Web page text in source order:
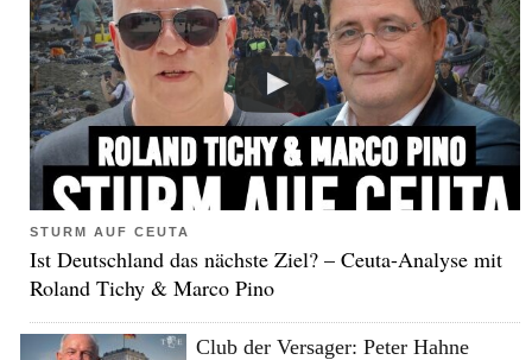
STURM AUF CEUTA
Ist Deutschland das nächste Ziel? – Ceuta-Analyse mit
Roland Tichy & Marco Pino
Club der Versager: Peter Hahne